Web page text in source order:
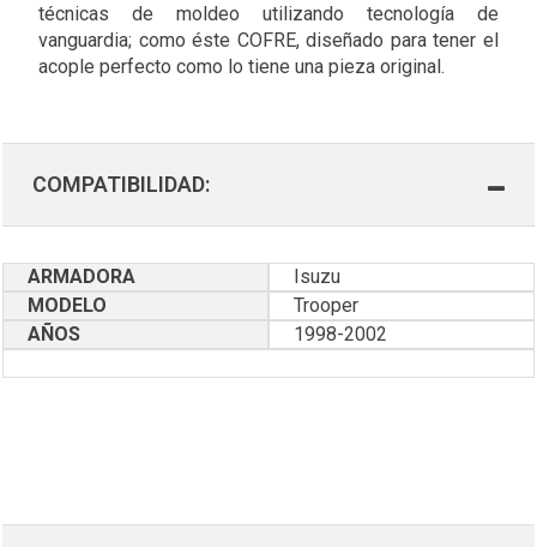
técnicas de moldeo utilizando tecnología de
vanguardia; como éste COFRE, diseñado para tener el
acople perfecto como lo tiene una pieza original.
COMPATIBILIDAD:
ARMADORA
Isuzu
MODELO
Trooper
AÑOS
1998-2002